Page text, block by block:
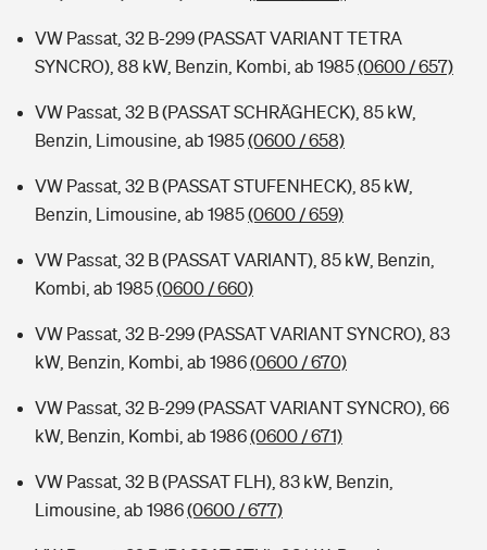
VW Passat, 32 B-299 (PASSAT VARIANT TETRA
SYNCRO), 88 kW, Benzin, Kombi, ab 1985(0600 / 657)
VW Passat, 32 B (PASSAT SCHRÄGHECK), 85 kW,
Benzin, Limousine, ab 1985(0600 / 658)
VW Passat, 32 B (PASSAT STUFENHECK), 85 kW,
Benzin, Limousine, ab 1985(0600 / 659)
VW Passat, 32 B (PASSAT VARIANT), 85 kW, Benzin,
Kombi, ab 1985(0600 / 660)
VW Passat, 32 B-299 (PASSAT VARIANT SYNCRO), 83
kW, Benzin, Kombi, ab 1986(0600 / 670)
VW Passat, 32 B-299 (PASSAT VARIANT SYNCRO), 66
kW, Benzin, Kombi, ab 1986(0600 / 671)
VW Passat, 32 B (PASSAT FLH), 83 kW, Benzin,
Limousine, ab 1986(0600 / 677)